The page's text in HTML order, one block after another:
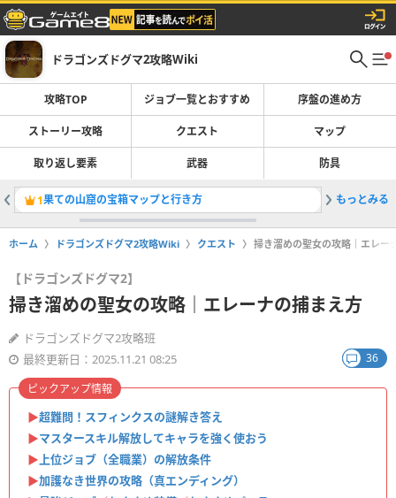
ドラゴンズドグマ2攻略Wiki
攻略TOP ジョブ一覧とおすすめ 序盤の進め方
ストーリー攻略 クエスト マップ
取り返し要素 武器 防具
1果ての山窟の宝箱マップと行き方 2降魔の
もっとみる
ホーム ドラゴンズドグマ2攻略Wiki クエスト 掃き溜めの聖女の攻略｜エレー
【ドラゴンズドグマ2】
掃き溜めの聖女の攻略｜エレーナの捕まえ方
ドラゴンズドグマ2攻略班
最終更新日：2025.11.21 08:25
36
▶︎超難問！スフィンクスの謎解き答え
▶︎マスタースキル解放してキャラを強く使おう
▶︎ 上位ジョブ（全職業）の解放条件
▶︎加護なき世界の攻略（真エンディング）
ピックアップ情報